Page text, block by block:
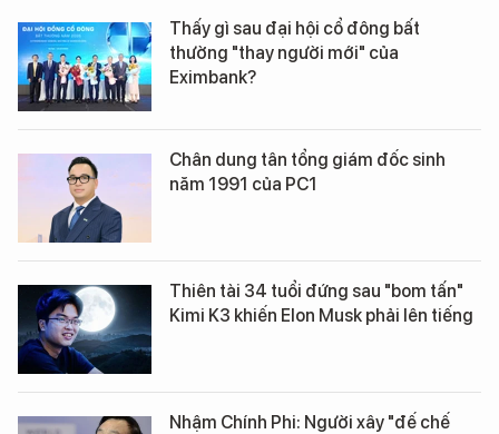
Thấy gì sau đại hội cổ đông bất
thường "thay người mới" của
Eximbank?
Chân dung tân tổng giám đốc sinh
năm 1991 của PC1
Thiên tài 34 tuổi đứng sau "bom tấn"
Kimi K3 khiến Elon Musk phải lên tiếng
Nhậm Chính Phi: Người xây "đế chế